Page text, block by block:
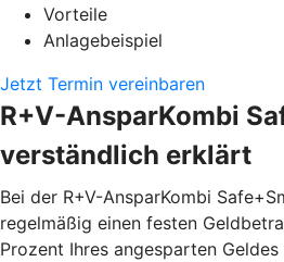
Vorteile
Anlagebeispiel
Jetzt Termin vereinbaren
R+V-AnsparKombi
verständlich erklärt
Bei der R+V-AnsparKombi
regelmäßig einen festen
Prozent Ihres angesparten